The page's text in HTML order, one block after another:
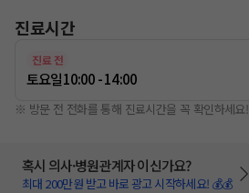
진료시간
진료 전
토요일10:00 - 14:00
※ 방문 전 전화를 통해 진료시간을 꼭 확인하세요!
혹시 의사·병원관계자 이신가요?
최대 200만원 받고 바로 광고 시작하세요! 💰💰